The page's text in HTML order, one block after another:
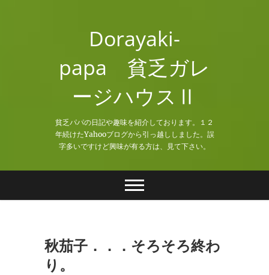
Dorayaki-
papa 貧乏ガレ
ージハウスⅡ
貧乏パパの日記や趣味を紹介しております。１２
年続けたYahooブログから引っ越ししました。誤
字多いですけど興味が有る方は、見て下さい。
秋茄子．．．そろそろ終わ
り。